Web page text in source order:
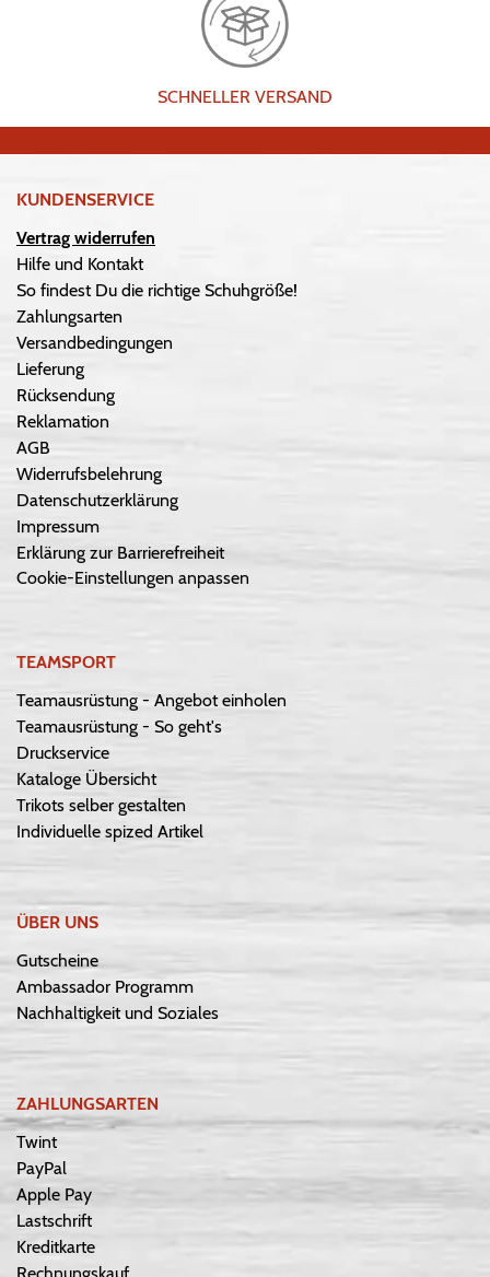
SCHNELLER VERSAND
KUNDENSERVICE
Vertrag widerrufen
Hilfe und Kontakt
So findest Du die richtige Schuhgröße!
Zahlungsarten
Versandbedingungen
Lieferung
Rücksendung
Reklamation
AGB
Widerrufsbelehrung
Datenschutzerklärung
Impressum
Erklärung zur Barrierefreiheit
Cookie-Einstellungen anpassen
TEAMSPORT
Teamausrüstung - Angebot einholen
Teamausrüstung - So geht's
Druckservice
Kataloge Übersicht
Trikots selber gestalten
Individuelle spized Artikel
ÜBER UNS
Gutscheine
Ambassador Programm
Nachhaltigkeit und Soziales
ZAHLUNGSARTEN
Twint
PayPal
Apple Pay
Lastschrift
Kreditkarte